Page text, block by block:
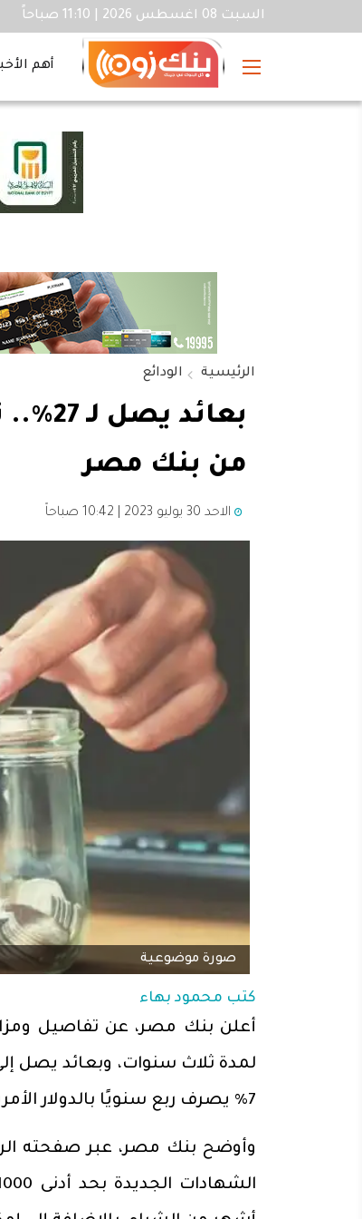
السبت 08 اغسطس 2026 | 11:10 صباحاً
أهم
الرئيسية الودائع
من بنك مصر
الاحد 30 يوليو 2023 | 10:42 صباحاً
صورة موضوعية
كتب محمود بهاء
أعلن بنك مصر، عن تفاصيل
7% يصرف ربع سنويًا بالدولار الأمريكي لشهادة إيليت.
وأوضح بنك مصر، عبر صفحته